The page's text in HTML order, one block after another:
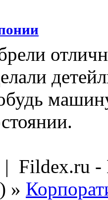
| Fildex.ru -
»